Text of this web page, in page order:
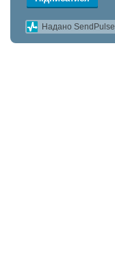
Надано SendPulse